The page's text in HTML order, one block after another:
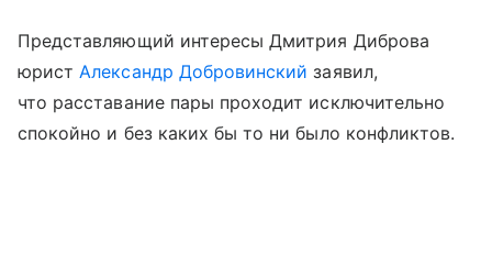
Представляющий интересы Дмитрия Диброва
юристАлександр Добровинский заявил,
что расставание пары проходит исключительно
спокойно и без каких бы то ни было конфликтов.